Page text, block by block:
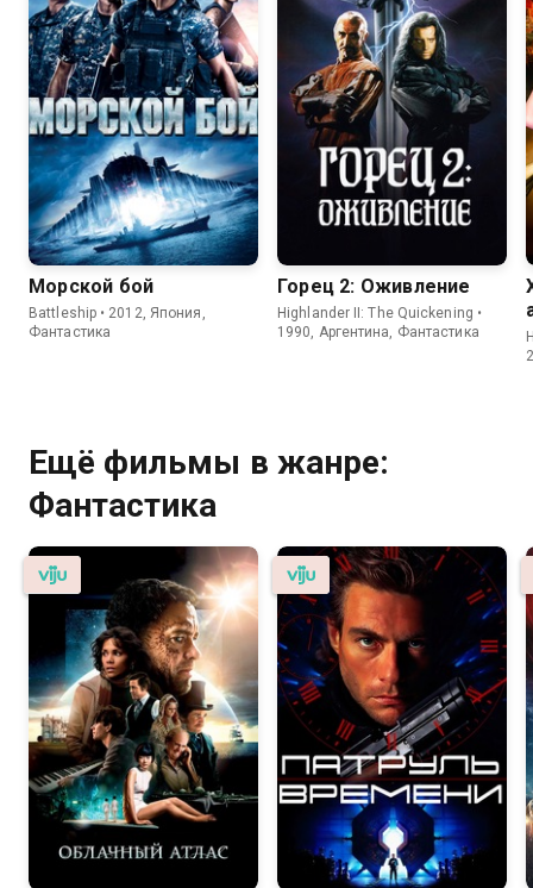
Морской бой
Battleship • 2012, Япония,
Фантастика
Горец 2: Оживление
Highlander II: The Quickening •
1990, Аргентина, Фантастика
Ещё фильмы в жанре:
Фантастика